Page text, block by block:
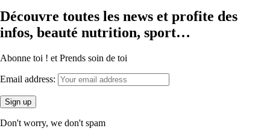
Découvre toutes les news et profite des
infos, beauté nutrition, sport…
Abonne toi ! et Prends soin de toi
Email address:
Don't worry, we don't spam